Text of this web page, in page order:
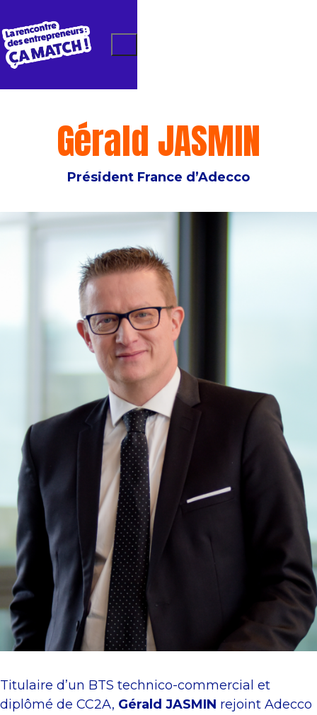
Gérald JASMIN
Président France d’Adecco
Titulaire d’un BTS technico-commercial et
diplômé de CC2A, Gérald JASMIN rejoint Adecco